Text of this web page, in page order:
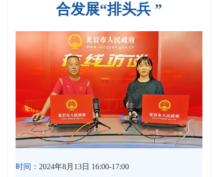
合发展“排头兵 ”
时间： 2024年8月13日 16:00-17:00